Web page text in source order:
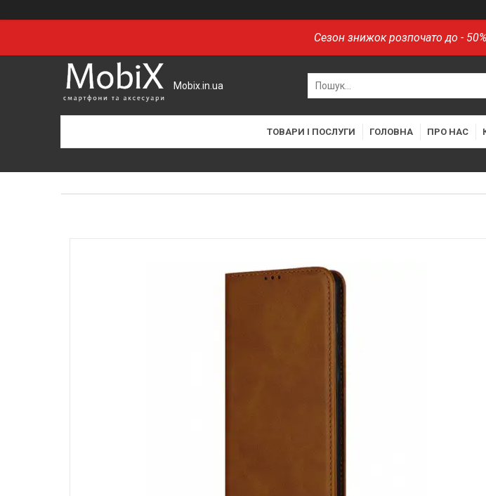
Сезон знижок розпочато до - 50%
Mobix.in.ua
ТОВАРИ І ПОСЛУГИ ГОЛОВНА ПРО НАС